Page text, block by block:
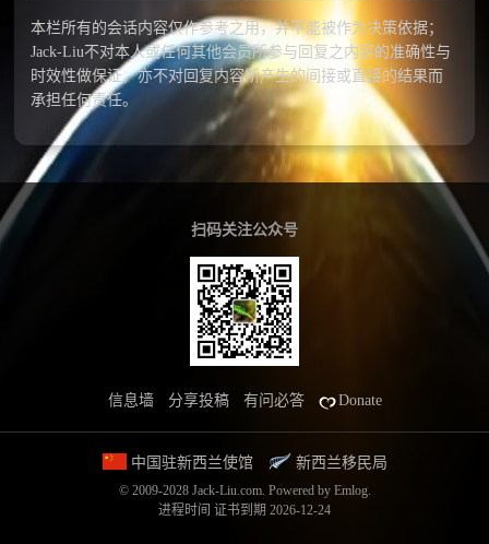
本栏所有的会话内容仅作参考之用，并不能被作为决策依据；
Jack-Liu不对本人或任何其他会员所参与回复之内容的准确性与
时效性做保证，亦不对回复内容所产生的间接或直接的结果而
承担任何责任。
扫码关注公众号
信息墙 分享投稿 有问必答 Donate
中国驻新西兰使馆 新西兰移民局
© 2009-2028 Jack-Liu.com. Powered by Emlog.
进程时间 证书到期 2026-12-24